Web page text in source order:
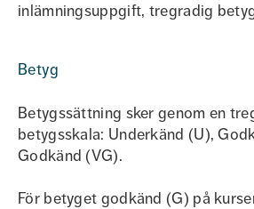
inlämningsuppgift, tregradig
Betyg
Betygssättning sker genom en
betygsskala: Underkänd (U),
Godkänd (VG).
För betyget godkänd (G) på